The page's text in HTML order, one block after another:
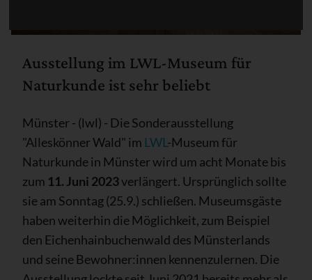
Ausstellung im LWL-Museum für
Naturkunde ist sehr beliebt
Münster - (lwl) - Die Sonderausstellung
"Alleskönner Wald" im LWL-Museum für
Naturkunde in Münster wird um acht Monate bis
zum 11. Juni 2023verlängert. Ursprünglich sollte
sie am Sonntag (25.9.) schließen. Museumsgäste
haben weiterhin die Möglichkeit, zum Beispiel
den Eichenhainbuchenwald des Münsterlands
und seine Bewohner:innen kennenzulernen. Die